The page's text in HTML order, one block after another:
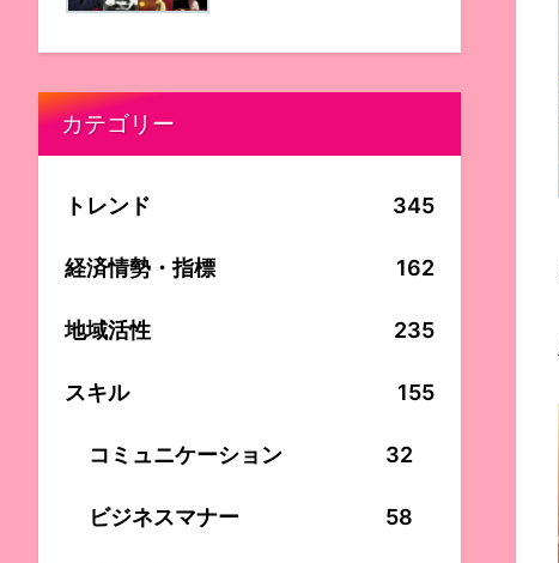
カテゴリー
トレンド 345
経済情勢・指標 162
地域活性 235
スキル 155
コミュニケーション 32
ビジネスマナー 58